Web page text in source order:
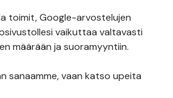
toimit, Google-arvostelujen
vaikuttaa valtavasti
määrään ja suoramyyntiin.
sanaamme, vaan katso upeita